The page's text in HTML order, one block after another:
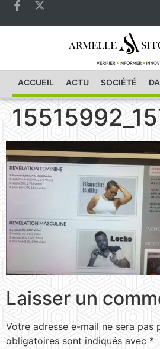
ACCUEIL ACTU SOCIÉTÉ
Laisser un
Votre adresse e-mail ne sera pas
obligatoires sont indiqués avec*